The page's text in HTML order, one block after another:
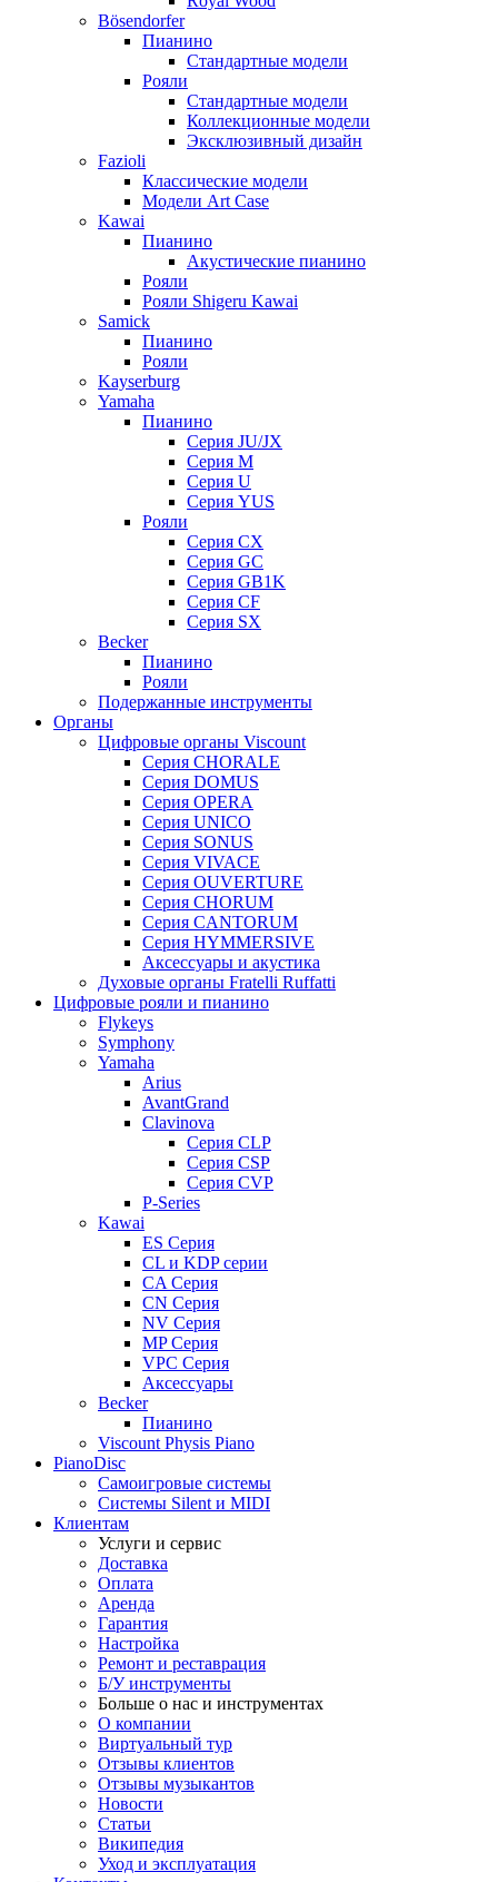
Bösendorfer
Пианино
Стандартные модели
Рояли
Стандартные модели
Коллекционные модели
Эксклюзивный дизайн
Fazioli
Классические модели
Модели Art Case
Kawai
Пианино
Акустические пианино
Рояли
Рояли Shigeru Kawai
Samick
Пианино
Рояли
Kayserburg
Yamaha
Пианино
Серия JU/JX
Серия M
Серия U
Серия YUS
Рояли
Серия CX
Серия GC
Серия GB1K
Серия CF
Серия SX
Becker
Пианино
Рояли
Подержанные инструменты
Органы
Цифровые органы Viscount
Серия CHORALE
Серия DOMUS
Серия OPERA
Серия UNICO
Серия SONUS
Серия VIVACE
Серия OUVERTURE
Серия CHORUM
Серия CANTORUM
Серия HYMMERSIVE
Аксессуары и акустика
Духовые органы Fratelli Ruffatti
Цифровые рояли и пианино
Flykeys
Symphony
Yamaha
Arius
AvantGrand
Clavinova
Серия CLP
Серия CSP
Серия CVP
P-Series
Kawai
ES Серия
CL и KDP серии
CA Серия
CN Серия
NV Серия
MP Серия
VPC Серия
Аксессуары
Becker
Пианино
Viscount Physis Piano
PianoDisc
Самоигровые системы
Системы Silent и MIDI
Клиентам
Услуги и сервис
Доставка
Оплата
Аренда
Гарантия
Настройка
Ремонт и реставрация
Б/У инструменты
Больше о нас и инструментах
О компании
Виртуальный тур
Отзывы клиентов
Отзывы музыкантов
Новости
Статьи
Википедия
Уход и эксплуатация